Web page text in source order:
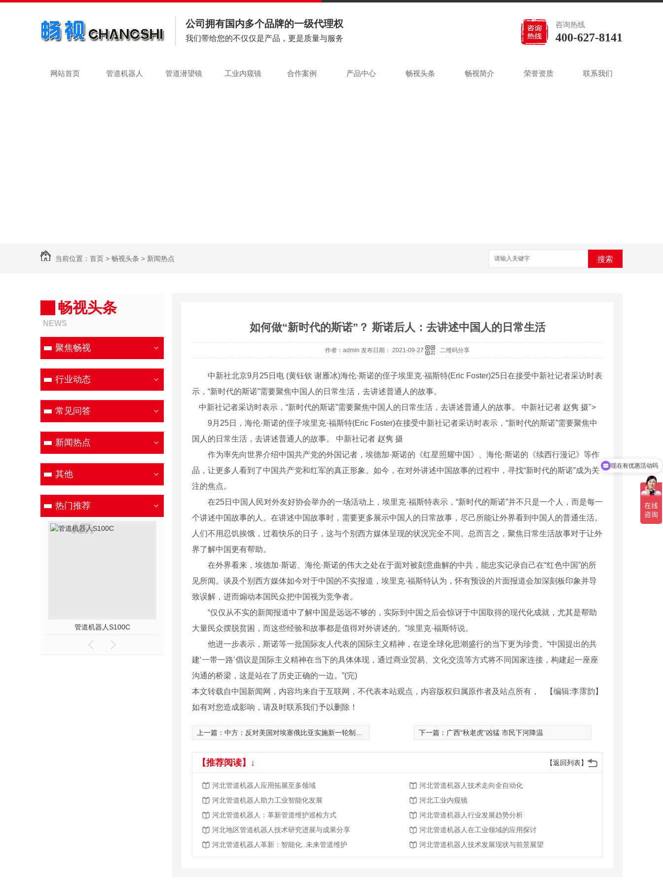
公司拥有国内多个品牌的一级代理权
我们带给您的不仅仅是产品，更是质量与服务
咨询热线
400-627-8141
网站首页 管道机器人 管道潜望镜 工业内窥镜 合作案例 产品中心 畅视头条 畅视简介 荣誉资质 联系我们
当前位置： 首页 > 畅视头条 > 新闻热点 搜索
畅视头条
NEWS
聚焦畅视
行业动态
常见问答
新闻热点
其他
热门推荐
管道机器人S100C 管道机器人S150A 管道机器人S200C 管道机器人S300E
如何做“新时代的斯诺”？ 斯诺后人：去讲述中国人的日常生活
作者：admin 发布日期： 2021-09-27 二维码分享
中新社北京9月25日电 (黄钰钦 谢雁冰)海伦·斯诺的侄子埃里克·福斯特(Eric Foster)25日在接受中新社记者采访时表
示，“新时代的斯诺”需要聚焦中国人的日常生活，去讲述普通人的故事。
中新社记者采访时表示，“新时代的斯诺”需要聚焦中国人的日常生活，去讲述普通人的故事。 中新社记者 赵隽 摄">
9月25日，海伦·斯诺的侄子埃里克·福斯特(Eric Foster)在接受中新社记者采访时表示，“新时代的斯诺”需要聚焦中
国人的日常生活，去讲述普通人的故事。 中新社记者 赵隽 摄
作为率先向世界介绍中国共产党的外国记者，埃德加·斯诺的《红星照耀中国》、海伦·斯诺的《续西行漫记》等作
品，让更多人看到了中国共产党和红军的真正形象。如今，在对外讲述中国故事的过程中，寻找“新时代的斯诺”成为关
注的焦点。
在25日中国人民对外友好协会举办的一场活动上，埃里克·福斯特表示，“新时代的斯诺”并不只是一个人，而是每一
个讲述中国故事的人。在讲述中国故事时，需要更多展示中国人的日常故事，尽己所能让外界看到中国人的普通生活。
人们不用忍饥挨饿，过着快乐的日子，这与个别西方媒体呈现的状况完全不同。总而言之，聚焦日常生活故事对于让外
界了解中国更有帮助。
在外界看来，埃德加·斯诺、海伦·斯诺的伟大之处在于面对被刻意曲解的中共，能忠实记录自己在“红色中国”的所
见所闻。谈及个别西方媒体如今对于中国的不实报道，埃里克·福斯特认为，怀有预设的片面报道会加深刻板印象并导
致误解，进而煽动本国民众把中国视为竞争者。
“仅仅从不实的新闻报道中了解中国是远远不够的，实际到中国之后会惊讶于中国取得的现代化成就，尤其是帮助
大量民众摆脱贫困，而这些经验和故事都是值得对外讲述的。”埃里克·福斯特说。
他进一步表示，斯诺等一批国际友人代表的国际主义精神，在逆全球化思潮盛行的当下更为珍贵。“中国提出的共
建‘一带一路’倡议是国际主义精神在当下的具体体现，通过商业贸易、文化交流等方式将不同国家连接，构建起一座座
沟通的桥梁，这是站在了历史正确的一边。”(完)
【编辑:李霈韵】
本文转载自中国新闻网，内容均来自于互联网，不代表本站观点，内容版权归属原作者及站点所有，
如有对您造成影响，请及时联系我们予以删除！
上一篇： 中方：反对美国对埃塞俄比亚实施新一轮制裁 美应慎重处理埃塞相关问题 下一篇： 广西“秋老虎”凶猛 市民下河降温
【返回列表】
【推荐阅读】↓
河北管道机器人应用拓展至多领域
河北管道机器人技术走向全自动化
河北管道机器人助力工业智能化发展
河北工业内窥镜
河北管道机器人：革新管道维护巡检方式
河北管道机器人行业发展趋势分析
河北地区管道机器人技术研究进展与成果分享
河北管道机器人在工业领域的应用探讨
河北管道机器人革新：智能化..未来管道维护
河北管道机器人技术发展现状与前景展望
现在有优惠活动吗